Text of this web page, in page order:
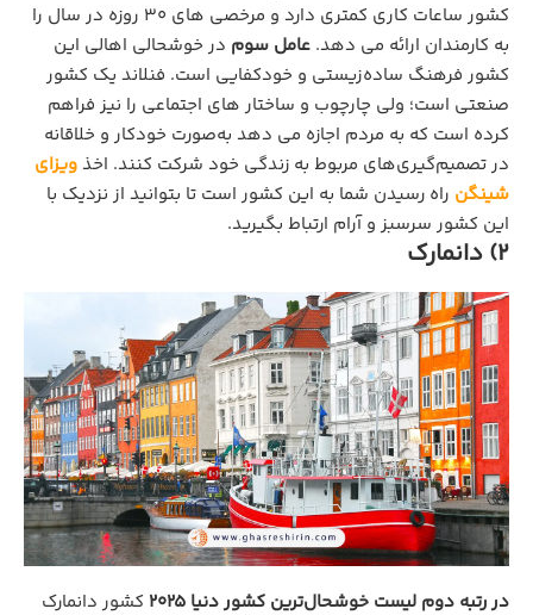
کشور ساعات کاری کمتری دارد و مرخصی های ۳۰ روزه در سال را
به کارمندان ارائه می دهد. عامل سوم در خوشحالی اهالی این
کشور فرهنگ ساده‌زیستی و خودکفایی است. فنلاند یک کشور
صنعتی است؛ ولی چارچوب و ساختار های اجتماعی را نیز فراهم
کرده است که به مردم اجازه می دهد به‌صورت خودکار و خلاقانه
در تصمیم‌گیری‌های مربوط به زندگی خود شرکت کنند. اخذویزای
شینگن راه رسیدن شما به این کشور است تا بتوانید از نزدیک با
این کشور سرسبز و آرام ارتباط بگیرید.
2) دانمارک
در رتبه دوم لیست خوشحال‌ترین کشور دنیا 2025 کشور دانمارک